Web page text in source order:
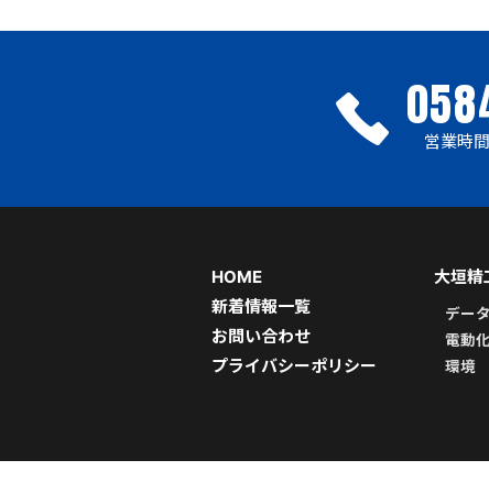
営業時
HOME
新着情報一覧
お問い合わせ
プライバシーポリシー
大垣精
デー
電動化
環境